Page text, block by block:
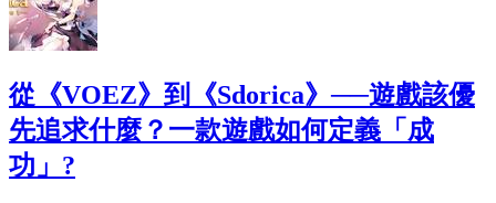
從《VOEZ》到《Sdorica》──遊戲該優
先追求什麼？一款遊戲如何定義「成
功」?